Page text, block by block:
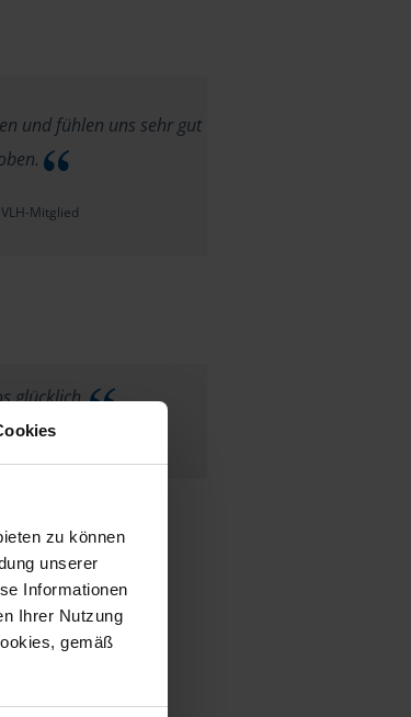
zu können
unserer
Informationen
Ihrer Nutzung
gemäß
und fühlen uns sehr gut
Mitglied
glücklich.